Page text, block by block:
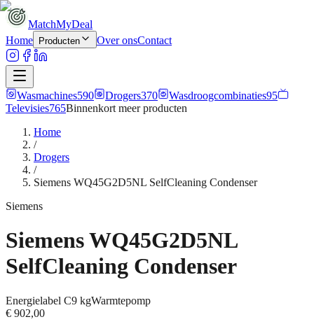
MatchMyDeal
Home
Producten Over onsContact
Wasmachines590 Drogers370 Wasdroogcombinaties95
Televisies765Binnenkort meerproducten
Home
/
Drogers
/
Siemens WQ45G2D5NL SelfCleaning Condenser
Siemens
Siemens WQ45G2D5NL
SelfCleaning Condenser
Energielabel C9 kgWarmtepomp
€ 902,00